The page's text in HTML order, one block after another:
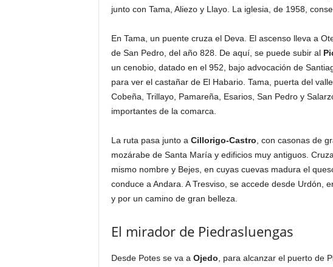
junto con Tama, Aliezo y Llayo. La iglesia, de 1958,
En Tama, un puente cruza el Deva. El ascenso lleva a
de San Pedro, del año 828. De aquí, se puede subir al
un cenobio, datado en el 952, bajo advocación de
para ver el castañar de El Habario. Tama, puerta del
Cobeña, Trillayo, Pamareña, Esarios, San Pedro y
importantes de la comarca.
La ruta pasa junto a Cillorigo-Castro , con casonas de
mozárabe de Santa María y edificios muy antiguos.
mismo nombre y Bejes, en cuyas cuevas madura el
conduce a Andara. A Tresviso, se accede desde Urdón,
y por un camino de gran belleza.
El mirador de Piedrasluengas
Desde Potes se va a Ojedo , para alcanzar el puerto de